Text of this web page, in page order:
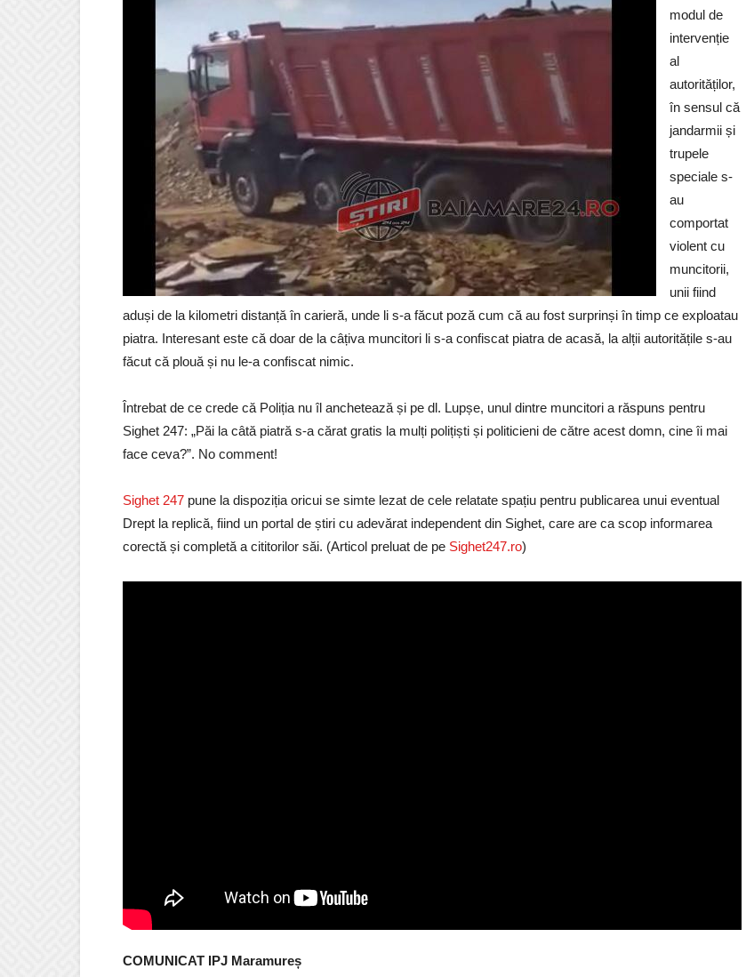
modul de
intervenție
al
autorităților,
în sensul că
jandarmii și
trupele
speciale s-
au
comportat
violent cu
muncitorii,
unii fiind
aduși de la kilometri distanță în carieră, unde li s-a făcut poză cum că au fost surprinși în timp ce exploatau
piatra. Interesant este că doar de la câțiva muncitori li s-a confiscat piatra de acasă, la alții autoritățile s-au
făcut că plouă și nu le-a confiscat nimic.
Întrebat de ce crede că Poliția nu îl anchetează și pe dl. Lupșe, unul dintre muncitori a răspuns pentru
Sighet 247: „Păi la câtă piatră s-a cărat gratis la mulți polițiști și politicieni de către acest domn, cine îi mai
face ceva?”. No comment!
Sighet 247 pune la dispoziția oricui se simte lezat de cele relatate spațiu pentru publicarea unui eventual
Drept la replică, fiind un portal de știri cu adevărat independent din Sighet, care are ca scop informarea
corectă și completă a cititorilor săi. (Articol preluat de pe Sighet247.ro)
COMUNICAT IPJ Maramureș